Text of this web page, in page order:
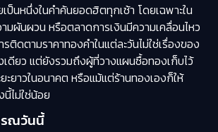
ป็นหนึ่งในคำค้นยอดฮิตทุกเช้า โดยเฉพาะใน
มผันผวน หรือตลาดการเงินมีความเคลื่อนไหว
ดตามราคาทองคำในแต่ละวันไม่ใช่เรื่องของ
ดียว แต่ยังรวมถึงผู้ที่วางแผนซื้อทองเก็บไว้
ยาวในอนาคต หรือแม้แต่ร้านทองเองก็ให้
ไม่ใช่น้อย
รณวันนี้